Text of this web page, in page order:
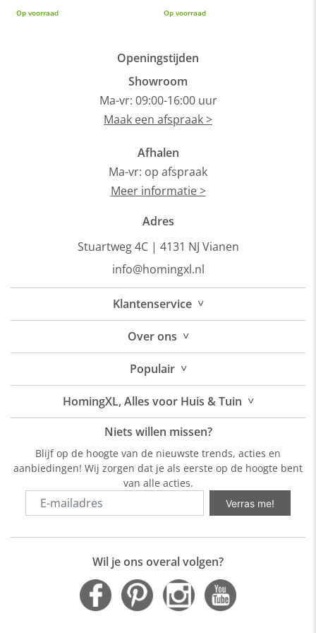
Bij ons profiteer je altijd van de laagste prijsgarantie op al
onzefauteuils
. Voor meer inspiratie kun je ook terecht in onze
Op voorraad Op voorraad
Openingstijden
Showroom
Ma-vr: 09:00-16:00 uur
Maak een afspraak >
Afhalen
Ma-vr: op afspraak
Meer informatie >
Adres
Stuartweg 4C | 4131 NJ Vianen
info@homingxl.nl
Klantenservice ˅
Overons ˅
Populair ˅
HomingXL, Alles voor Huis & Tuin ˅
Niets willen missen?
Blijf op de hoogte van de nieuwste trends, acties en
aanbiedingen! Wij zorgen dat je als eerste op de hoogte bent
van alle acties.
Verras me!
Wil je ons overal volgen?